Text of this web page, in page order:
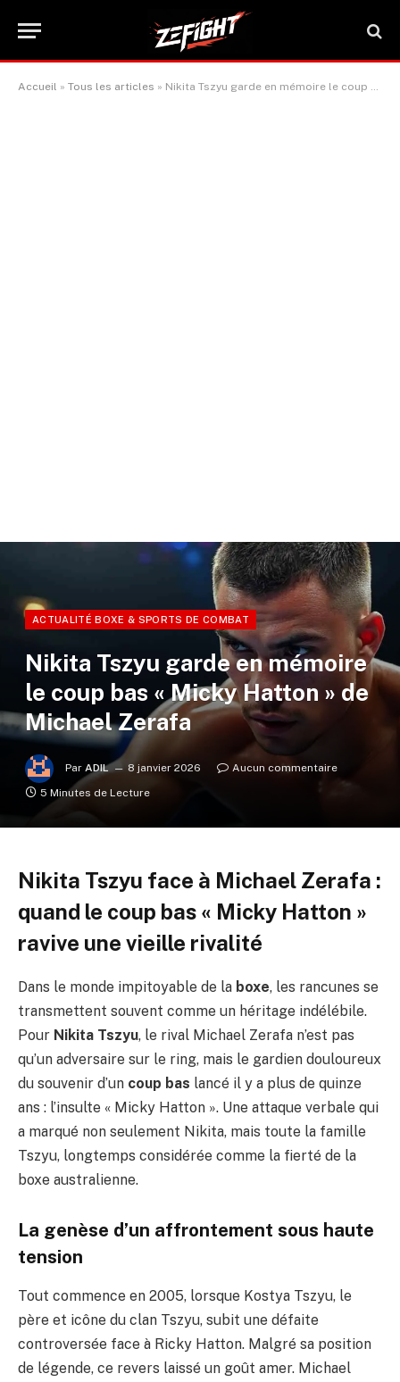
Accueil » Tous les articles » Nikita Tszyu garde en mémoire le coup bas « Micky Hatton » de Michael Zerafa
ACTUALITÉ BOXE & SPORTS DE COMBAT
Nikita Tszyu garde en mémoire
le coup bas « Micky Hatton » de
Michael Zerafa
Par ADIL 8 janvier 2026
Aucun commentaire
5 Minutes de Lecture
Nikita Tszyu face à Michael Zerafa :
quand le coup bas « Micky Hatton »
ravive une vieille rivalité
Dans le monde impitoyable de la boxe, les rancunes se
transmettent souvent comme un héritage indélébile.
Pour Nikita Tszyu, le rival Michael Zerafa n’est pas
qu’un adversaire sur le ring, mais le gardien douloureux
du souvenir d’un coup bas lancé il y a plus de quinze
ans : l’insulte « Micky Hatton ». Une attaque verbale qui
a marqué non seulement Nikita, mais toute la famille
Tszyu, longtemps considérée comme la fierté de la
boxe australienne.
La genèse d’un affrontement sous haute
tension
Tout commence en 2005, lorsque Kostya Tszyu, le
père et icône du clan Tszyu, subit une défaite
controversée face à Ricky Hatton. Malgré sa position
de légende, ce revers laissé un goût amer. Michael